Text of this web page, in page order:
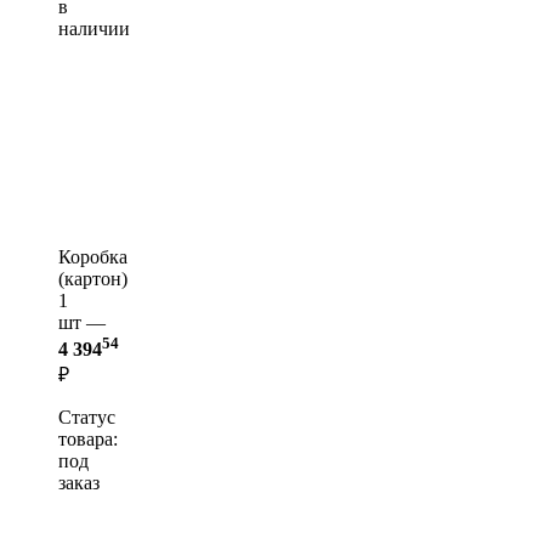
в
наличии
Коробка
(картон)
1
шт —
4 39454
₽
Статус
товара:
под
заказ